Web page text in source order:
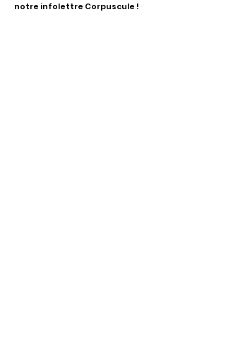
notre infolettre Corpuscule !